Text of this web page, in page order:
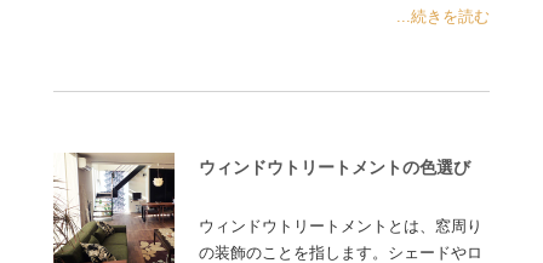
...続きを読む
ウィンドウトリートメントの色選び
ウィンドウトリートメントとは、窓周り
の装飾のことを指します。シェードやロ